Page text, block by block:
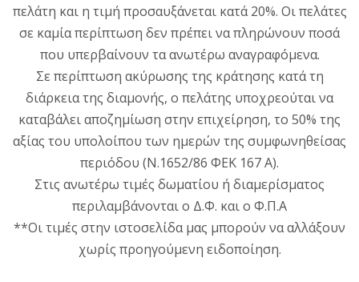
πελάτη και η τιμή προσαυξάνεται κατά 20%. Οι πελάτες
σε καμία περίπτωση δεν πρέπει να πληρώνουν ποσά
που υπερβαίνουν τα ανωτέρω αναγραφόμενα.
Σε περίπτωση ακύρωσης της κράτησης κατά τη
διάρκεια της διαμονής, ο πελάτης υποχρεούται να
καταβάλει αποζημίωση στην επιχείρηση, το 50% της
αξίας του υπολοίπου των ημερών της συμφωνηθείσας
περιόδου (Ν.1652/86 ΦΕΚ 167 Α).
Στις ανωτέρω τιμές δωματίου ή διαμερίσματος
περιλαμβάνονται ο Δ.Φ. και ο Φ.Π.Α
**Οι τιμές στην ιστοσελίδα μας μπορούν να αλλάξουν
χωρίς προηγούμενη ειδοποίηση.